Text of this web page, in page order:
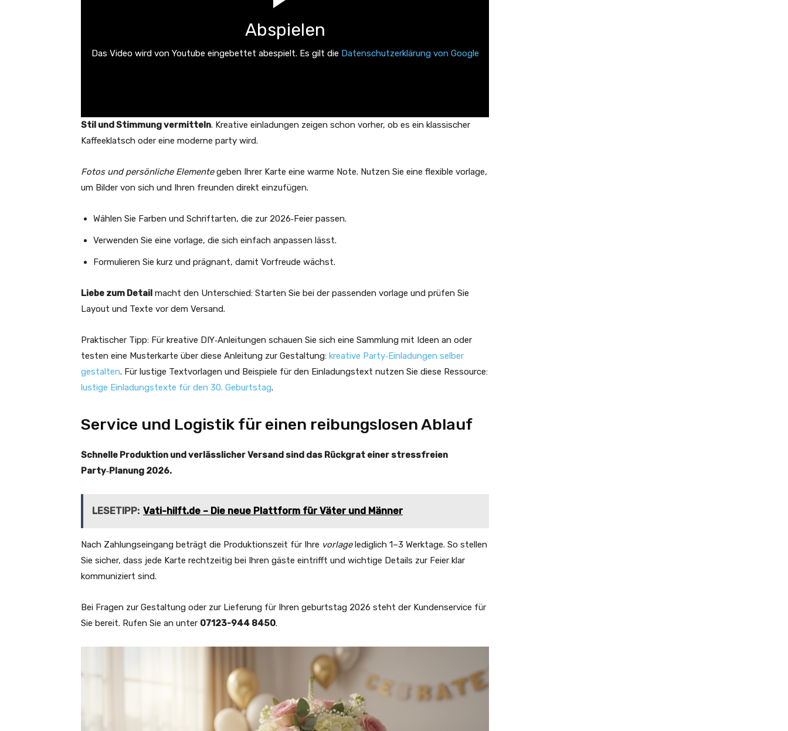
Abspielen
Das Video wird von Youtube eingebettet abespielt. Es gilt die Datenschutzerklärung von Google
Stil und Stimmung vermitteln. Kreative einladungen zeigen schon vorher, ob es ein klassischer
Kaffeeklatsch oder eine moderne party wird.
Fotos und persönliche Elementegeben Ihrer Karte eine warme Note. Nutzen Sie eine flexible vorlage,
um Bilder von sich und Ihren freunden direkt einzufügen.
Wählen Sie Farben und Schriftarten, die zur 2026‑Feier passen.
Verwenden Sie eine vorlage, die sich einfach anpassen lässt.
Formulieren Sie kurz und prägnant, damit Vorfreude wächst.
Liebe zum Detail macht den Unterschied: Starten Sie bei der passenden vorlage und prüfen Sie
Layout und Texte vor dem Versand.
Praktischer Tipp: Für kreative DIY‑Anleitungen schauen Sie sich eine Sammlung mit Ideen an oder
testen eine Musterkarte über diese Anleitung zur Gestaltung: kreative Party‑Einladungen selber
gestalten. Für lustige Textvorlagen und Beispiele für den Einladungstext nutzen Sie diese Ressource:
lustige Einladungstexte für den 30. Geburtstag.
Service und Logistik für einen reibungslosen Ablauf
Schnelle Produktion und verlässlicher Versand sind das Rückgrat einer stressfreien
Party‑Planung 2026.
LESETIPP: Vati-hilft.de – Die neue Plattform für Väter und Männer
Nach Zahlungseingang beträgt die Produktionszeit für Ihre vorlagelediglich 1–3 Werktage. So stellen
Sie sicher, dass jede Karte rechtzeitig bei Ihren gäste eintrifft und wichtige Details zur Feier klar
kommuniziert sind.
Bei Fragen zur Gestaltung oder zur Lieferung für Ihren geburtstag 2026 steht der Kundenservice für
Sie bereit. Rufen Sie an unter 07123-944 8450.